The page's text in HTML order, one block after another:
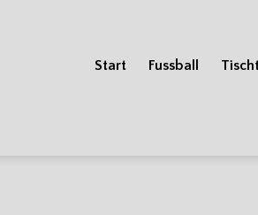
Start Fussball